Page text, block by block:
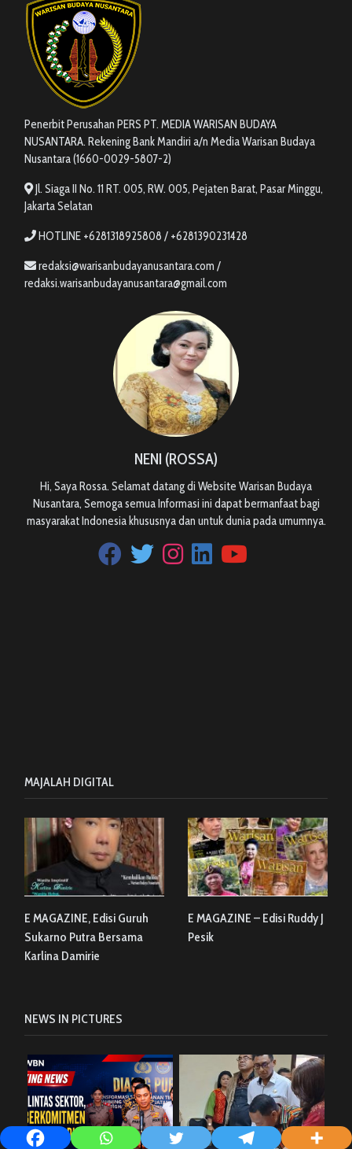
Penerbit Perusahan PERS PT. MEDIA WARISAN BUDAYA
NUSANTARA. Rekening Bank Mandiri a/n Media Warisan Budaya
Nusantara (1660-0029-5807-2)
Jl. Siaga II No. 11 RT. 005, RW. 005, Pejaten Barat, Pasar Minggu,
Jakarta Selatan
HOTLINE +6281318925808 / +6281390231428
redaksi@warisanbudayanusantara.com /
redaksi.warisanbudayanusantara@gmail.com
NENI (ROSSA)
Hi, Saya Rossa. Selamat datang di Website Warisan Budaya
Nusantara, Semoga semua Informasi ini dapat bermanfaat bagi
masyarakat Indonesia khususnya dan untuk dunia pada umumnya.
MAJALAH DIGITAL
E MAGAZINE, Edisi Guruh
Sukarno Putra Bersama
Karlina Damirie
E MAGAZINE – Edisi Ruddy J
Pesik
NEWS IN PICTURES